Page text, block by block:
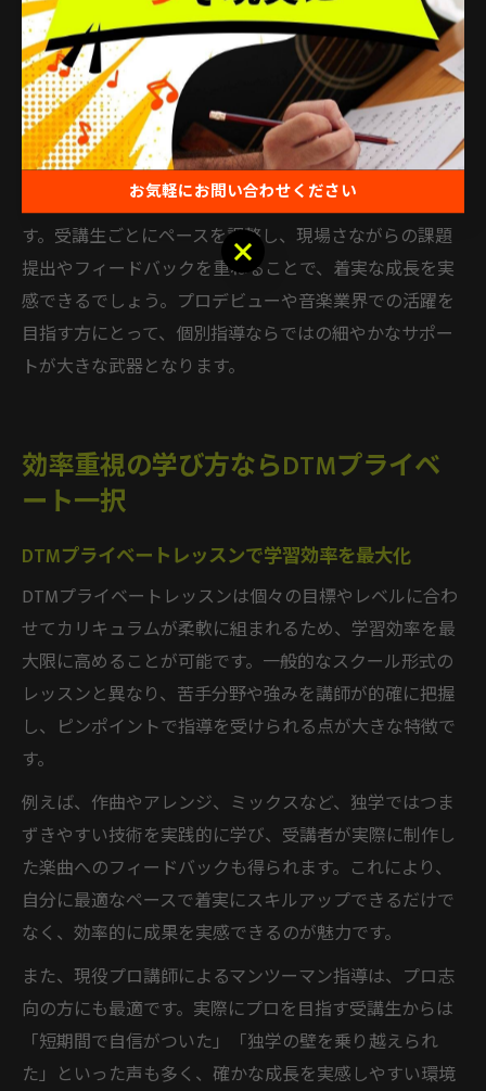
ローチ、実際の仕事現場での注意点なども指導内容に盛
り込むことで、受講生の自信と実践力を高めます。たと
えば、「実際に納品までの流れを体験できた」「プロの
視点で弱点を指摘してもらえた」という声が多く、プロ
を目指す方には大きな安心材料となっています。
プロ志向の場合、課題の難易度やスピード感も重要で
す。受講生ごとにペースを調整し、現場さながらの課題
提出やフィードバックを重ねることで、着実な成長を実
感できるでしょう。プロデビューや音楽業界での活躍を
目指す方にとって、個別指導ならではの細やかなサポー
トが大きな武器となります。
効率重視の学び方ならDTMプライベ
ート一択
DTMプライベートレッスンで学習効率を最大化
DTMプライベートレッスンは個々の目標やレベルに合わ
せてカリキュラムが柔軟に組まれるため、学習効率を最
大限に高めることが可能です。一般的なスクール形式の
レッスンと異なり、苦手分野や強みを講師が的確に把握
し、ピンポイントで指導を受けられる点が大きな特徴で
す。
例えば、作曲やアレンジ、ミックスなど、独学ではつま
ずきやすい技術を実践的に学び、受講者が実際に制作し
た楽曲へのフィードバックも得られます。これにより、
自分に最適なペースで着実にスキルアップできるだけで
なく、効率的に成果を実感できるのが魅力です。
また、現役プロ講師によるマンツーマン指導は、プロ志
向の方にも最適です。実際にプロを目指す受講生からは
「短期間で自信がついた」「独学の壁を乗り越えられ
た」といった声も多く、確かな成長を実感しやすい環境
お気軽にお問い合わせください
お気軽にお問い合わせください